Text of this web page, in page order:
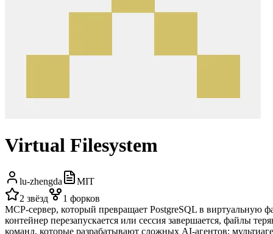
Virtual Filesystem
lu-zhengda
MIT
2 звёзд 1 форков
MCP-сервер, который превращает PostgreSQL в виртуальную
контейнер перезапускается или сессия завершается, файлы
команд, которые разрабатывают сложных AI-агентов: